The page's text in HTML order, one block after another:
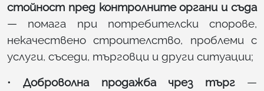
стойност пред контролните органи и съда
— помага при потребителски спорове,
некачествено строителство, проблеми с
услуги, съседи, търговци и други ситуации;
•Доброволна продажба чрез търг—